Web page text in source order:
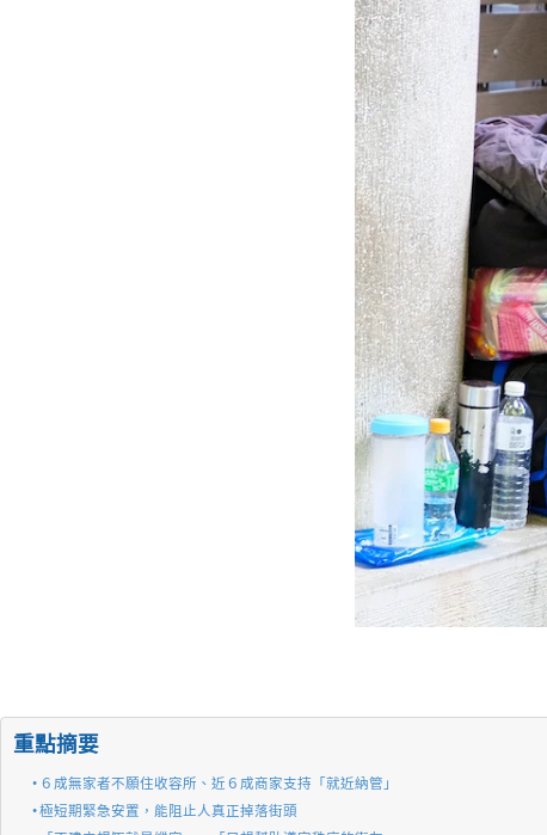
重點摘要
６成無家者不願住收容所、近６成商家支持「就近納管」
極短期緊急安置，能阻止人真正掉落街頭